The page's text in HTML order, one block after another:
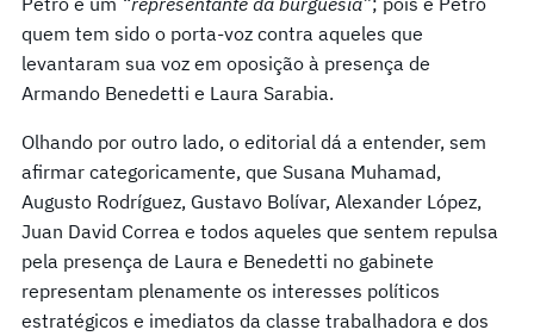
quem tem sido o porta-voz contra aqueles que
levantaram sua voz em oposição à presença de
Armando Benedetti e Laura Sarabia.
Olhando por outro lado, o editorial dá a entender, sem
afirmar categoricamente, que Susana Muhamad,
Augusto Rodríguez, Gustavo Bolívar, Alexander López,
Juan David Correa e todos aqueles que sentem repulsa
pela presença de Laura e Benedetti no gabinete
representam plenamente os interesses políticos
estratégicos e imediatos da classe trabalhadora e dos